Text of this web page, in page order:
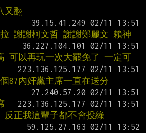
又翻
謝謝柯文哲 謝謝鄭麗文 賴神
可以再玩一次大罷免了 一定可
87內奸黨主席一直在送分
正我這輩子都不會投綠